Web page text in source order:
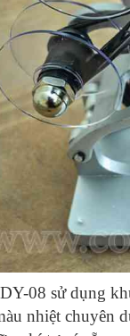
08 sử dụng
nhiệt chuyên